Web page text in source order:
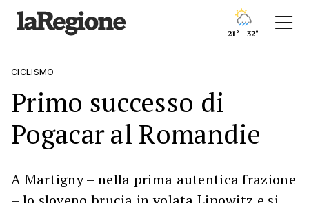
21° - 32°
CICLISMO
Primo successo di
Pogacar al Romandie
A Martigny – nella prima autentica frazione